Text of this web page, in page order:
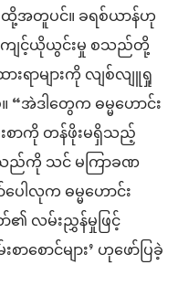
အတူပင်။ ခရစ်ယာန်ဟု
ကျင့်ယိုယွင်းမှု စသည်တို့
းရာများကို လျစ်လျူရှု
ဒါတွေက ဓမ္မဟောင်း
စာကို တန်ဖိုးမရှိသည့်
ည်ကို သင် မကြာခဏ
ေါလုက ဓမ္မဟောင်း
၏ လမ်းညွှန်မှုဖြင့်
စောင်များ’ ဟုဖော်ပြခဲ့